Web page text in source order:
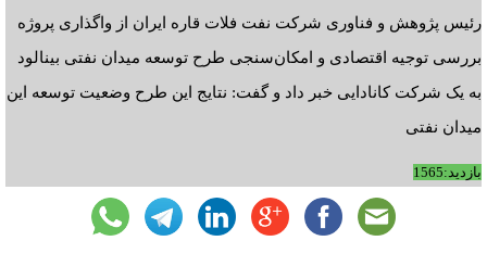
رئیس پژوهش و فناوری شرکت نفت فلات قاره ایران از واگذاری پروژه
بررسی توجیه اقتصادی و امکان‌سنجی طرح توسعه میدان نفتی بینالود
به یک شرکت کانادایی خبر داد و گفت: نتایج این طرح وضعیت توسعه این
میدان نفتی
بازدید:1565